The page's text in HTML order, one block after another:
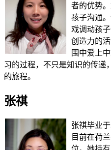
者的优势
孩子沟通
戏调动孩
创造力的
围中爱上
习的过程，不只是知识的传递
的旅程。
张祺
张祺毕业
目前在荷